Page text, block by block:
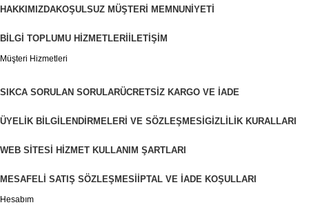
HAKKIMIZDAKOŞULSUZ MÜŞTERI MEMNUNIYETI
BILGI TOPLUMU HIZMETLERIİLETIŞIM
Müşteri Hizmetleri
SIKCA SORULAN SORULARÜCRETSIZ KARGO VE İADE
ÜYELIK BILGILENDIRMELERI VE SÖZLEŞMESIGIZLILIK KURALLARI
WEB SITESI HIZMET KULLANIM ŞARTLARI
MESAFELI SATIŞ SÖZLEŞMESIİPTAL VE İADE KOŞULLARI
Hesabım